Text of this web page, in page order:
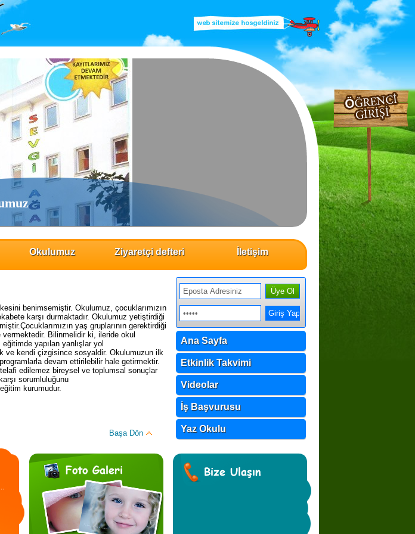
Okulumuz Ziyaretçi defteri İletişim
benimsemiştir. Okulumuz, çocuklarımızın
karşı durmaktadır. Okulumuz yetiştirdiği
yaş gruplarının gerektirdiği
Bilinmelidir ki, ileride okul
yapılan yanlışlar yol
ve kendi çizgisince sosyaldir. Okulumuzun ilk
devam ettirilebilir hale getirmektir.
edilemez bireysel ve toplumsal sonuçlar
sorumluluğunu
kurumudur.
Ana Sayfa
Etkinlik Takvimi
Videolar
İş Başvurusu
Yaz Okulu
Başa Dön